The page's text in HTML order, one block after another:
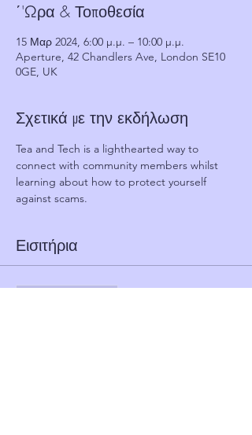
΄'Ωρα & Τοποθεσία
15 Μαρ 2024, 6:00 μ.μ. – 10:00 μ.μ.
Aperture, 42 Chandlers Ave, London SE10
0GE, UK
Σχετικά με την εκδήλωση
Tea and Tech is a lighthearted way to
connect with community members whilst
learning about how to protect yourself
against scams.
Εισιτήρια